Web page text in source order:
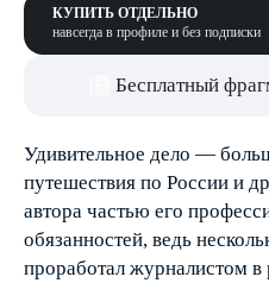
КУПИТЬ ОТДЕЛЬНО
навсегда в профиле и без подписки
Бесплатный
Удивительное дело —
путешествия по России и
автора частью его
обязанностей, ведь
проработал журналистом в